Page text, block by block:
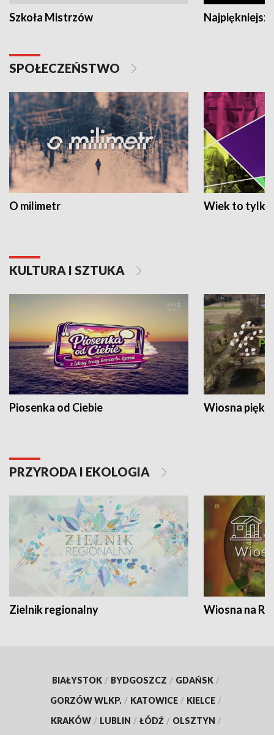
Szkoła Mistrzów
SPOŁECZEŃSTWO
O milimetr Wiek to tylko
KULTURA I SZTUKA
Piosenka od Ciebie Wiosna
PRZYRODA I EKOLOGIA
Zielnik regionalny Wiosna na
BIAŁYSTOK / BYDGOSZCZ / GDAŃSK /
GORZÓW WLKP. / KATOWICE / KIELCE /
KRAKÓW / LUBLIN / ŁÓDŹ / OLSZTYN /